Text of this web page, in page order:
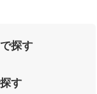
探す
す